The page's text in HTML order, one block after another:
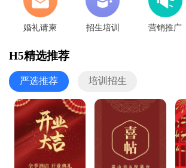
婚礼请柬 招生培训 营销推广
H5精选推荐
严选推荐 培训招生